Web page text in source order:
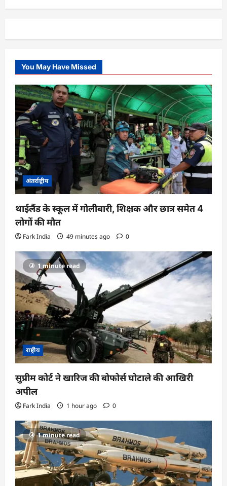
You May Have Missed
अंतर्राष्ट्रीय
थाईलैंड के स्कूल में गोलीबारी, शिक्षक और छात्र समेत 4
लोगों की मौत
Fark India 49 minutes ago 0
1 minute read
राष्ट्रीय
सुप्रीम कोर्ट ने खारिज की बोफोर्स घोटाले की आखिरी
अपील
Fark India 1 hour ago 0
1 minute read